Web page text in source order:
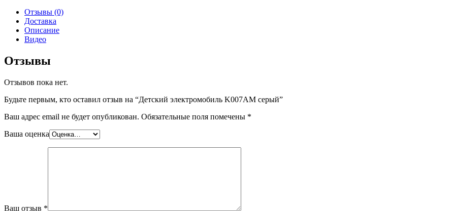
Отзывы (0)
Доставка
Описание
Видео
Отзывы
Отзывов пока нет.
Будьте первым, кто оставил отзыв на “Детский электромобиль K007AM серый”
Ваш адрес email не будет опубликован. Обязательные поля помечены *
Ваша оценка
Ваш отзыв *